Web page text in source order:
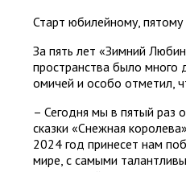
Старт юбилейному,
За пять лет «Зимний
пространства было много
омичей и особо отметил,
– Сегодня мы в пятый раз
сказки «Снежная
2024 год принесет нам
мире, с самыми